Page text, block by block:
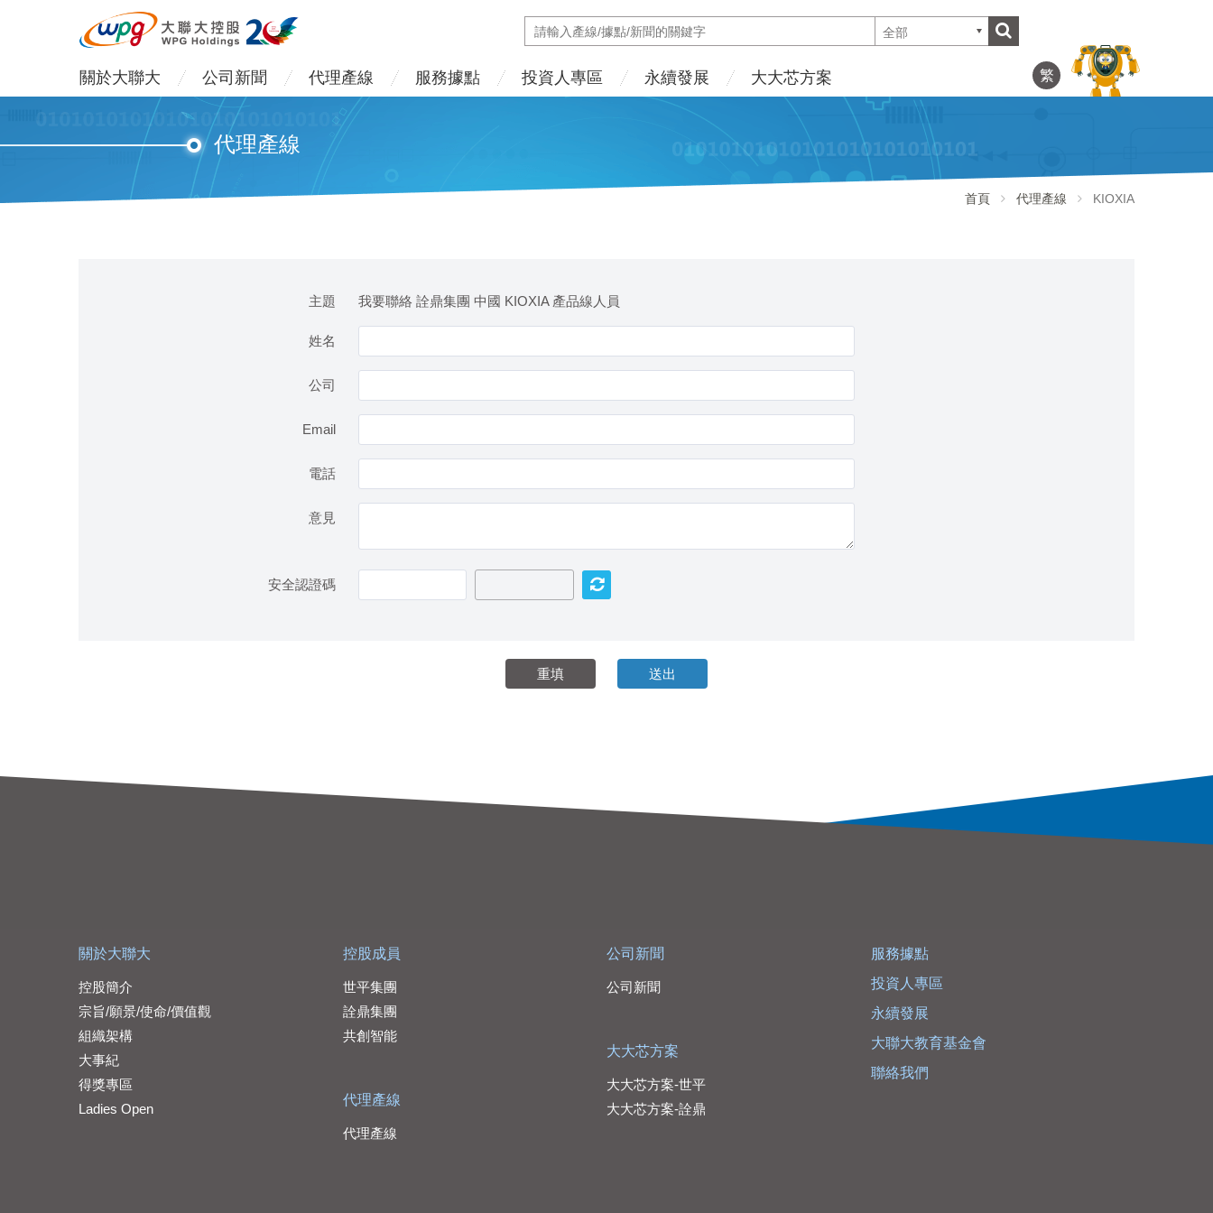
全部
關於大聯大 公司新聞 代理產線 服務據點 投資人專區 永續發展 大大芯方案 繁
代理產線
首頁 代理產線 KIOXIA
主題 我要聯絡 詮鼎集團 中國 KIOXIA 產品線人員
姓名
公司
Email
電話
意見
安全認證碼
關於大聯大
控股簡介
宗旨/願景/使命/價值觀
組織架構
大事紀
得獎專區
Ladies Open
控股成員
世平集團
詮鼎集團
共創智能
代理產線
代理產線
公司新聞
公司新聞
大大芯方案
大大芯方案-世平
大大芯方案-詮鼎
服務據點
投資人專區
永續發展
大聯大教育基金會
聯絡我們